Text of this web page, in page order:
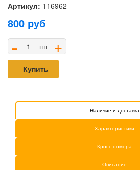
Артикул: 116962
800 руб
- шт +
Купить
Наличие и доставка
Характеристики
Кросс-номера
Описание